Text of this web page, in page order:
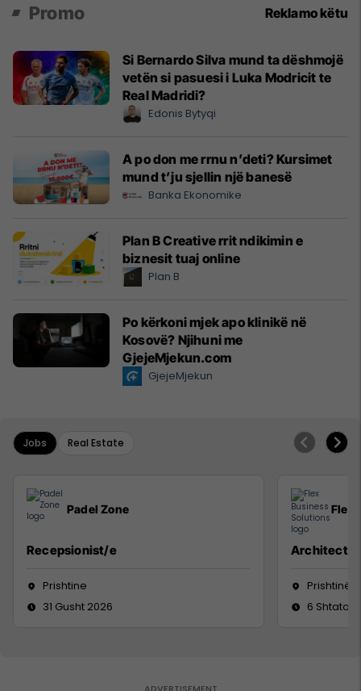
Promo Reklamo këtu
Si Bernardo Silva mund ta dëshmojë
vetën si pasuesi i Luka Modricit te
Real Madridi?
Edonis Bytyqi
A po don me rrnu n’deti? Kursimet
mund t’ju sjellin një banesë
Banka Ekonomike
Plan B Creative rrit ndikimin e
biznesit tuaj online
Plan B
Po kërkoni mjek apo klinikë në
Kosovë? Njihuni me
GjejeMjekun.com
GjejeMjekun
Jobs Real Estate
Padel Zone
Recepsionist/e
Prishtine
31 Gusht 2026
Flex
Architect
Prishtinë
6 Shtator